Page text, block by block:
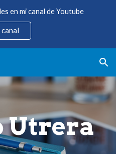
en mi canal de Youtube
Utrera